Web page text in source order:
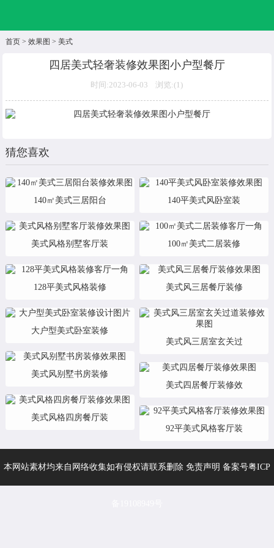
首页> 效果图 > 美式
四居美式轻奢装修效果图小户型餐厅
时间:2023-06-03 浏览:(1)
猜您喜欢
140㎡美式三居阳台
美式风格别墅客厅装
128平美式风格装修
大户型美式卧室装修
美式风别墅书房装修
美式风格四房餐厅装
140平美式风卧室装
100㎡美式二居装修
美式风三居餐厅装修
美式风三居室玄关过
美式四居餐厅装修效
92平美式风格客厅装
本网站素材均来自网络收集如有侵权请联系删除 免责声明 备案号粤ICP